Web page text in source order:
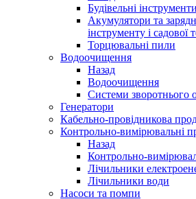
Будівельні інструменти
Акумулятори та
інструменту і садової
Торцювальні пили
Водоочищення
Назад
Водоочищення
Системи зворотнього
Генератори
Кабельно-провідникова
Контрольно-вимірювальні
Назад
Контрольно-
Лічильники
Лічильники води
Насоси та помпи